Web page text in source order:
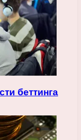
беттинга